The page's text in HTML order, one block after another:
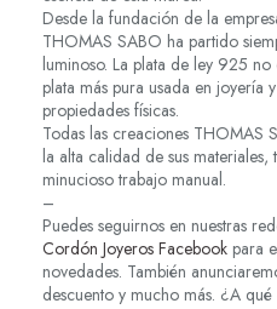
Desde la fundación de la
THOMAS SABO ha partido
luminoso. La plata de ley 925
plata más pura usada en joyería
propiedades físicas.
Todas las creaciones THOMAS
la alta calidad de sus
minucioso trabajo manual.
–
Puedes seguirnos en nuestras
Cordón Joyeros Facebook para
novedades. También
descuento y mucho más. ¿A